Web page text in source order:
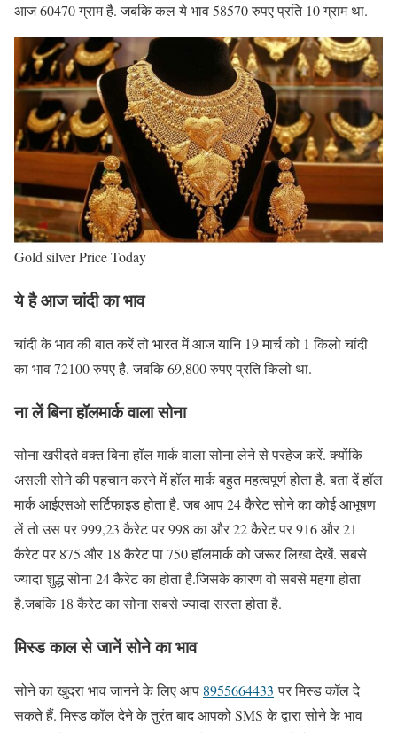
आज 60470 ग्राम है. जबकि कल ये भाव 58570 रुपए प्रति 10 ग्राम था.
Gold silver Price Today
ये है आज चांदी का भाव
चांदी के भाव की बात करें तो भारत में आज यानि 19 मार्च को 1 किलो चांदी
का भाव 72100 रुपए है. जबकि 69,800 रुपए प्रति किलो था.
ना लें बिना हॉलमार्क वाला सोना
सोना खरीदते वक्त बिना हॉल मार्क वाला सोना लेने से परहेज करें. क्योंकि
असली सोने की पहचान करने में हॉल मार्क बहुत महत्वपूर्ण होता है. बता दें हॉल
मार्क आईएसओ सर्टिफाइड होता है. जब आप 24 कैरेट सोने का कोई आभूषण
लें तो उस पर 999,23 कैरेट पर 998 का और 22 कैरेट पर 916 और 21
कैरेट पर 875 और 18 कैरेट पा 750 हॉलमार्क को जरूर लिखा देखें. सबसे
ज्यादा शुद्ध सोना 24 कैरेट का होता है.जिसके कारण वो सबसे महंगा होता
है.जबकि 18 कैरेट का सोना सबसे ज्यादा सस्ता होता है.
मिस्ड काल से जानें सोने का भाव
सोने का खुदरा भाव जानने के लिए आप 8955664433 पर मिस्ड कॉल दे
सकते हैं. मिस्ड कॉल देने के तुरंत बाद आपको SMS के द्वारा सोने के भाव